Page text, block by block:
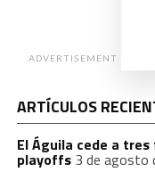
ADVERTISEMENT
ARTÍCULOS
El Águila cede a
playoffs 3 de agosto